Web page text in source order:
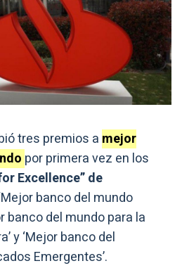
tres premios a mejor
por primera vez en los
Excellence” de
banco del mundo
banco del mundo para la
y ‘Mejor banco del
Emergentes’.